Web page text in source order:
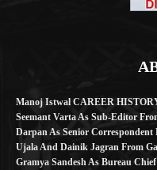
Manoj Istwal CAREER
Seemant Varta As Sub-Editor
Darpan As Senior
Ujala And Dainik Jagran From
Gramya Sandesh As Bureau